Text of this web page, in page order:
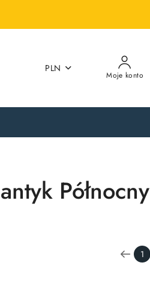
PLN
Moje konto
Północny
1